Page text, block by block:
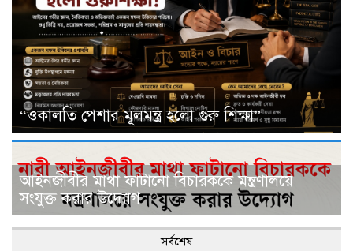
“ওকালতি পেশার মূলমন্ত্র হলো গুরু শিক্ষা”
আইনজীবীর মাথা ফাটানো বিচারককে মন্ত্রণালয়ে
সংযুক্ত করার উদ্যোগ
সর্বশেষ